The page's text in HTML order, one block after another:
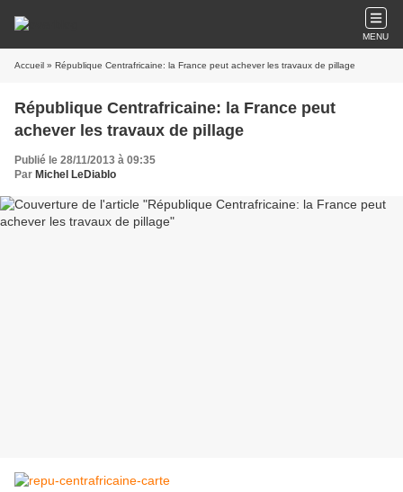
MENU
Accueil » République Centrafricaine: la France peut achever les travaux de pillage
République Centrafricaine: la France peut
achever les travaux de pillage
Publié le 28/11/2013 à 09:35
Par Michel LeDiablo